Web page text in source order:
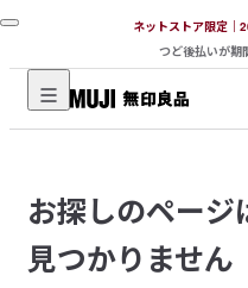
ネットストア限定｜
つど後払いが期
無
品
ネ
ッ
お探しのページ
見つかりません